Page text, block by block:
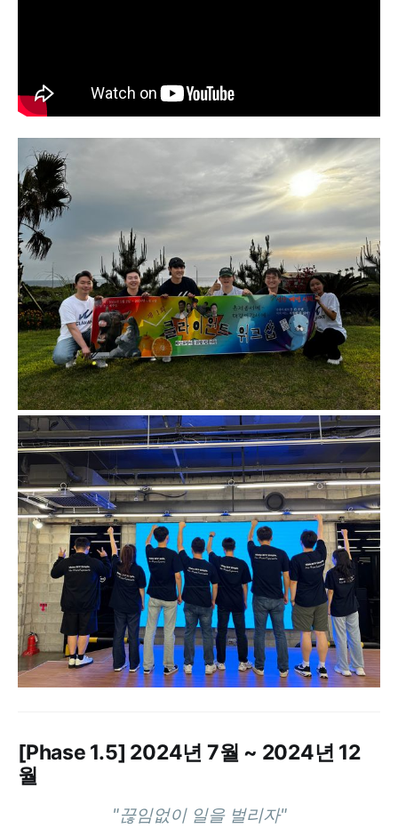
[Phase 1.5] 2024년 7월 ~ 2024년 12
월
"끊임없이 일을 벌리자"